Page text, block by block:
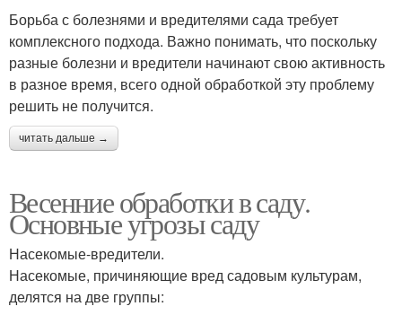
Борьба с болезнями и вредителями сада требует
комплексного подхода. Важно понимать, что поскольку
разные болезни и вредители начинают свою активность
в разное время, всего одной обработкой эту проблему
решить не получится.
читать дальше →
Весенние обработки в саду.
Основные угрозы саду
Насекомые-вредители.
Насекомые, причиняющие вред садовым культурам,
делятся на две группы: